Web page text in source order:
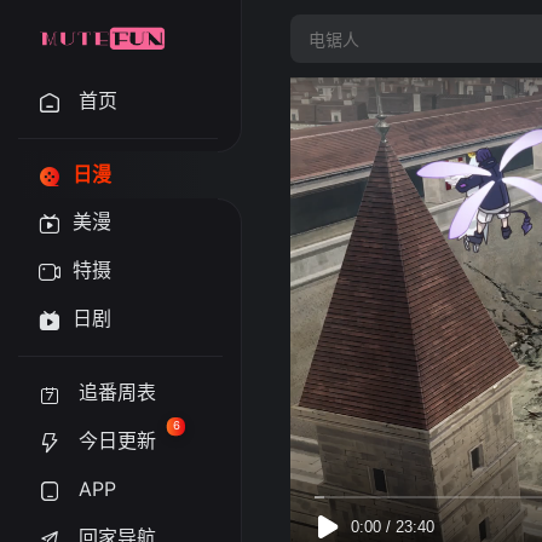
首页
日漫
美漫
特摄
日剧
追番周表
今日更新
6
APP
回家导航